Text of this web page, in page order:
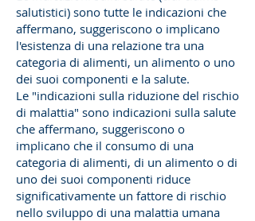
salutistici) sono tutte le indicazioni che
affermano, suggeriscono o implicano
l'esistenza di una relazione tra una
categoria di alimenti, un alimento o uno
dei suoi componenti e la salute.
Le "indicazioni sulla riduzione del rischio
di malattia" sono indicazioni sulla salute
che affermano, suggeriscono o
implicano che il consumo di una
categoria di alimenti, di un alimento o di
uno dei suoi componenti riduce
significativamente un fattore di rischio
nello sviluppo di una malattia umana